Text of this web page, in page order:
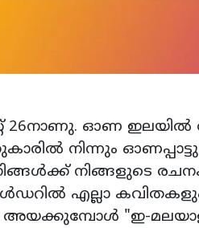
ഓണ ഇലയിൽ
നിന്നും
നിങ്ങളുടെ
എല്ലാ
അയക്കുമ്പോൾ "ഇ-